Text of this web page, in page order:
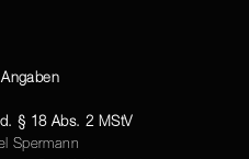
§ 18 Abs. 2 MStV
Spermann